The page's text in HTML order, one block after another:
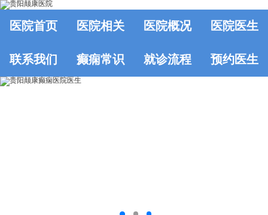
医院首页 医院相关 医院概况 医院医生
联系我们 癫痫常识 就诊流程 预约医生